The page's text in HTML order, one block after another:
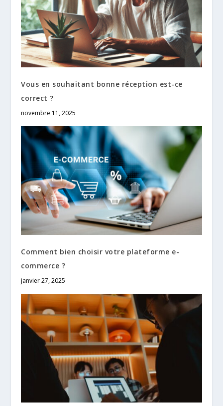
Vous en souhaitant bonne réception est-ce
correct ?
novembre 11, 2025
Comment bien choisir votre plateforme e-
commerce ?
janvier 27, 2025